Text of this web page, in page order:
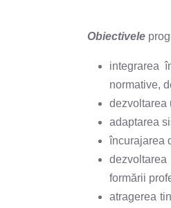
Obiectivele
integrarea
normative,
dezvoltarea
adaptarea
încurajarea
formării
atragerea